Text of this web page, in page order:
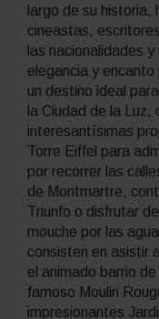
largo de su
cineastas,
las nacionalidades y
elegancia y encanto
un destino ideal
la Ciudad de la Luz,
interesantísimas
Torre Eiffel para
por recorrer las
de Montmartre,
Triunfo o disfrutar
mouche por las
consisten en asistir
el animado barrio
famoso Moulin
impresionantes